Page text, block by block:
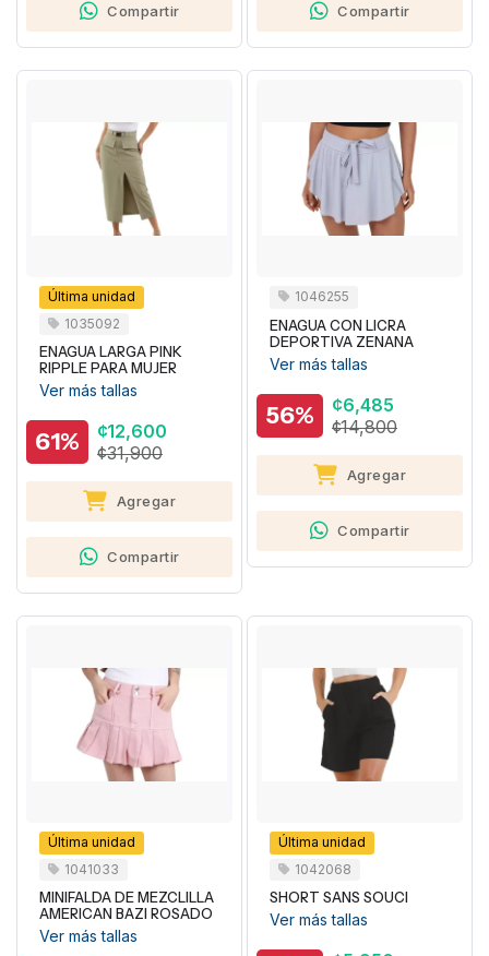
Compartir Compartir
Última unidad
1035092
ENAGUA LARGA PINK
RIPPLE PARA MUJER
Ver más tallas
61%
¢12,600
¢31,900
Agregar
Compartir
1046255
ENAGUA CON LICRA
DEPORTIVA ZENANA
Ver más tallas
56%
¢6,485
¢14,800
Agregar
Compartir
Última unidad
1041033
MINIFALDA DE MEZCLILLA
AMERICAN BAZI ROSADO
Ver más tallas
Última unidad
1042068
SHORT SANS SOUCI
Ver más tallas